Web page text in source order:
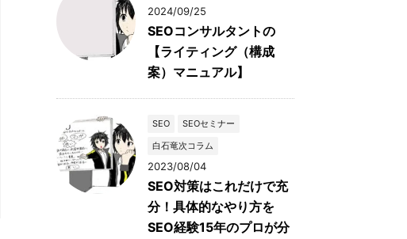
2024/09/25
SEOコンサルタントの
【ライティング（構成
案）マニュアル】
SEO
SEOセミナー
白石竜次コラム
2023/08/04
SEO対策はこれだけで充
分！具体的なやり方を
SEO経験15年のプロが分